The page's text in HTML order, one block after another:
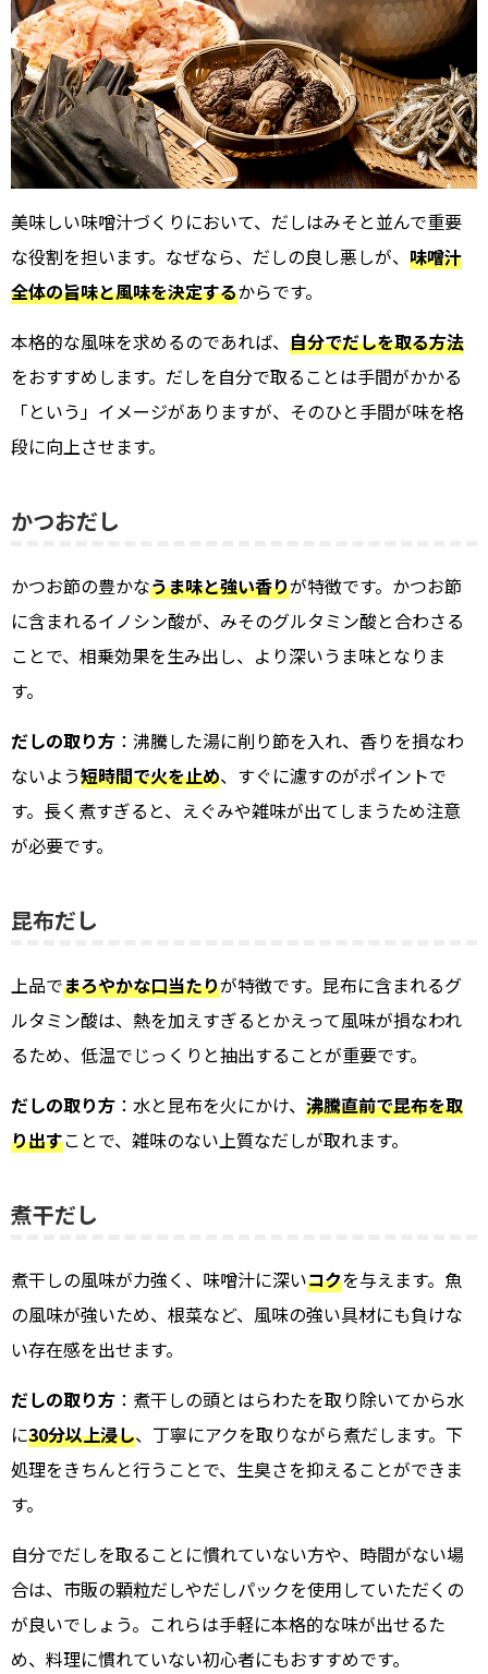
美味しい味噌汁づくりにおいて、だしはみそと並んで重要
な役割を担います。なぜなら、だしの良し悪しが、 味噌汁
全体の旨味と風味を決定するからです。
本格的な風味を求めるのであれば、 自分でだしを取る方法
をおすすめします。だしを自分で取ることは手間がかかる
「という」イメージがありますが、そのひと手間が味を格
段に向上させます。
かつおだし
かつお節の豊かなうま味と強い香りが特徴です。かつお節
に含まれるイノシン酸が、みそのグルタミン酸と合わさる
ことで、相乗効果を生み出し、より深いうま味となりま
す。
だしの取り方 ：沸騰した湯に削り節を入れ、香りを損なわ
ないよう短時間で火を止め、すぐに濾すのがポイントで
す。長く煮すぎると、えぐみや雑味が出てしまうため注意
が必要です。
昆布だし
上品でまろやかな口当たりが特徴です。昆布に含まれるグ
ルタミン酸は、熱を加えすぎるとかえって風味が損なわれ
るため、低温でじっくりと抽出することが重要です。
だしの取り方 ：水と昆布を火にかけ、 沸騰直前で昆布を取
り出すことで、雑味のない上質なだしが取れます。
煮干だし
煮干しの風味が力強く、味噌汁に深いコクを与えます。魚
の風味が強いため、根菜など、風味の強い具材にも負けな
い存在感を出せます。
だしの取り方 ：煮干しの頭とはらわたを取り除いてから水
に30分以上浸し、丁寧にアクを取りながら煮だします。下
処理をきちんと行うことで、生臭さを抑えることができま
す。
自分でだしを取ることに慣れていない方や、時間がない場
合は、市販の顆粒だしやだしパックを使用していただくの
が良いでしょう。これらは手軽に本格的な味が出せるた
め、料理に慣れていない初心者にもおすすめです。